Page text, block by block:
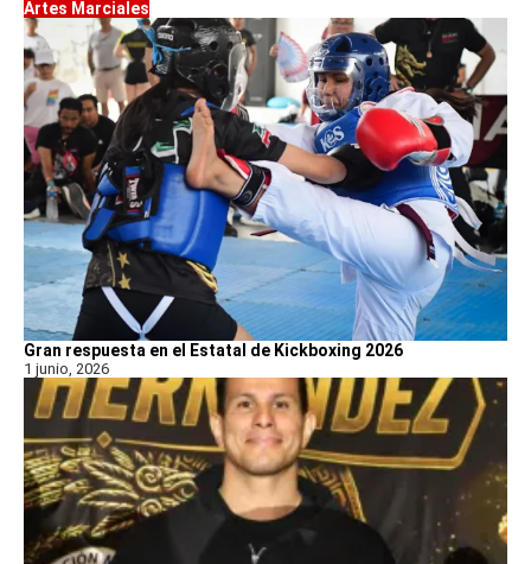
Artes Marciales
Gran respuesta en el Estatal de Kickboxing 2026
1 junio, 2026